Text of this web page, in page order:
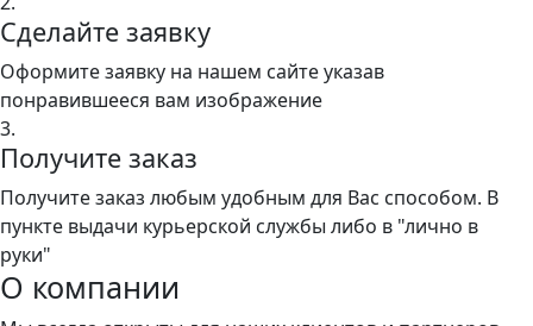
Сделайте заявку
Оформите заявку на нашем сайте указав
понравившееся вам изображение
3.
Получите заказ
Получите заказ любым удобным для Вас способом. В
пункте выдачи курьерской службы либо в "лично в
руки"
О компании